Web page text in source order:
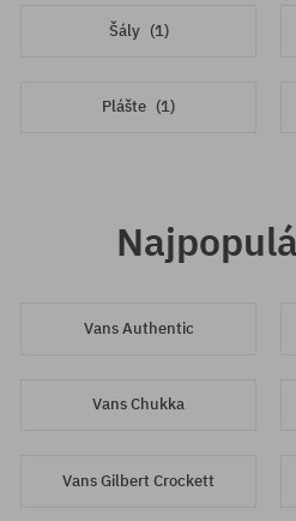
Šály (1)
Plášte (1)
Vans Authentic
Vans Chukka
Vans Gilbert Crockett